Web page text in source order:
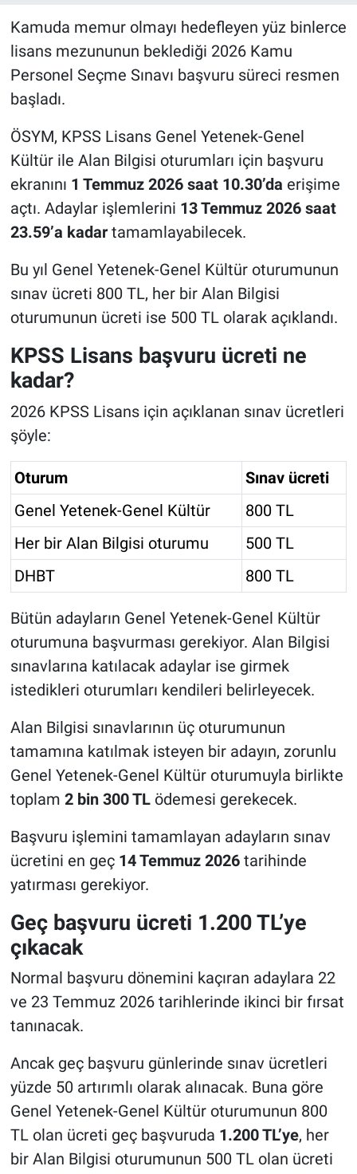
Kamuda memur olmayı hedefleyen yüz binlerce
lisans mezununun beklediği 2026 Kamu
Personel Seçme Sınavı başvuru süreci resmen
başladı.
ÖSYM, KPSS Lisans Genel Yetenek-Genel
Kültür ile Alan Bilgisi oturumları için başvuru
ekranını 1 Temmuz 2026 saat 10.30’da erişime
açtı. Adaylar işlemlerini 13 Temmuz 2026 saat
23.59’a kadartamamlayabilecek.
Bu yıl Genel Yetenek-Genel Kültür oturumunun
sınav ücreti 800 TL, her bir Alan Bilgisi
oturumunun ücreti ise 500 TL olarak açıklandı.
KPSS Lisans başvuru ücreti ne
kadar?
2026 KPSS Lisans için açıklanan sınav ücretleri
şöyle:
Oturum
Sınav ücreti
Genel Yetenek-Genel Kültür
800 TL
Her bir Alan Bilgisi oturumu
500 TL
DHBT
800 TL
Bütün adayların Genel Yetenek-Genel Kültür
oturumuna başvurması gerekiyor. Alan Bilgisi
sınavlarına katılacak adaylar ise girmek
istedikleri oturumları kendileri belirleyecek.
Alan Bilgisi sınavlarının üç oturumunun
tamamına katılmak isteyen bir adayın, zorunlu
Genel Yetenek-Genel Kültür oturumuyla birlikte
toplam 2 bin 300 TLödemesi gerekecek.
Başvuru işlemini tamamlayan adayların sınav
ücretini en geç 14 Temmuz 2026tarihinde
yatırması gerekiyor.
Geç başvuru ücreti 1.200 TL’ye
çıkacak
Normal başvuru dönemini kaçıran adaylara 22
ve 23 Temmuz 2026 tarihlerinde ikinci bir fırsat
tanınacak.
Ancak geç başvuru günlerinde sınav ücretleri
yüzde 50 artırımlı olarak alınacak. Buna göre
Genel Yetenek-Genel Kültür oturumunun 800
TL olan ücreti geç başvuruda 1.200 TL’ye, her
bir Alan Bilgisi oturumunun 500 TL olan ücreti